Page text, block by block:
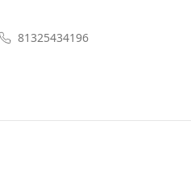
81325434196